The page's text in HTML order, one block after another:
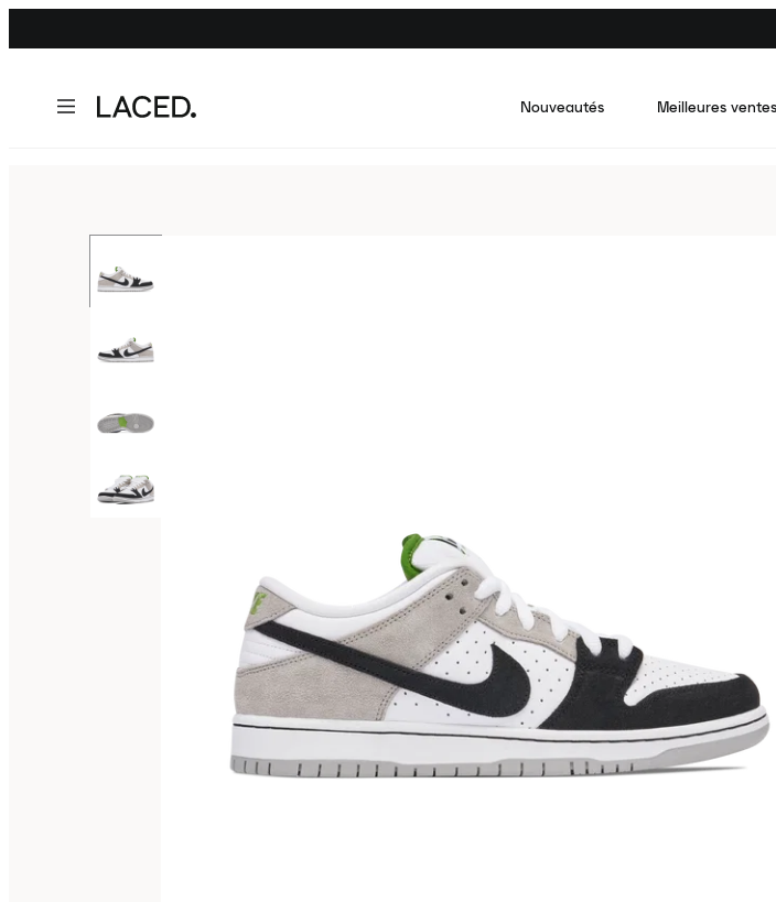
Nouveautés Meilleures ventes